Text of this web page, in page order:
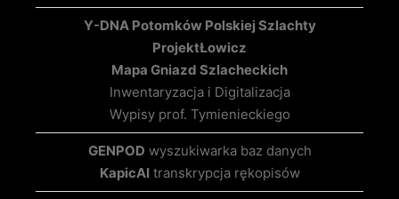
Y-DNA Potomków Polskiej Szlachty
ProjektŁowicz
Mapa Gniazd Szlacheckich
Inwentaryzacja i Digitalizacja
Wypisy prof. Tymienieckiego
GENPOD wyszukiwarka baz danych
KapicAItranskrypcja rękopisów